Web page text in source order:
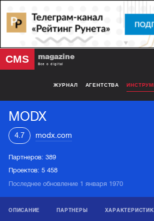
CMS magazine
Все о digital
ЖУРНАЛ АГЕНТСТВА
MODX
4.7 modx.com
Партнеров:389
Проектов:5 458
Последнее обновление 1 января 1970
ОПИСАНИЕ ПАРТНЕРЫ